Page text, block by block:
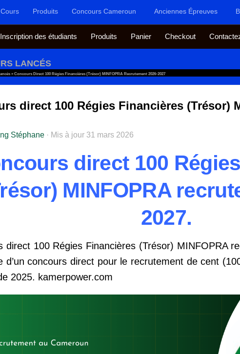
Cours Produits Concours Cameroun Anciennes Épreuves
Inscription des étudiants Produits Panier Checkout
LANCÉS
» Concours Direct 100 Régies Financières (Trésor) MINFOPRA Recrutement 2026-2027
direct 100 Régies Financières (Trésor)
Stéphane · Mis à jour 31 mars 2026
direct 100
MINFOPRA
2027.
direct 100 Régies Financières (Trésor) MINFOPRA
d’un concours direct pour le recrutement de cent
2025. kamerpower.com